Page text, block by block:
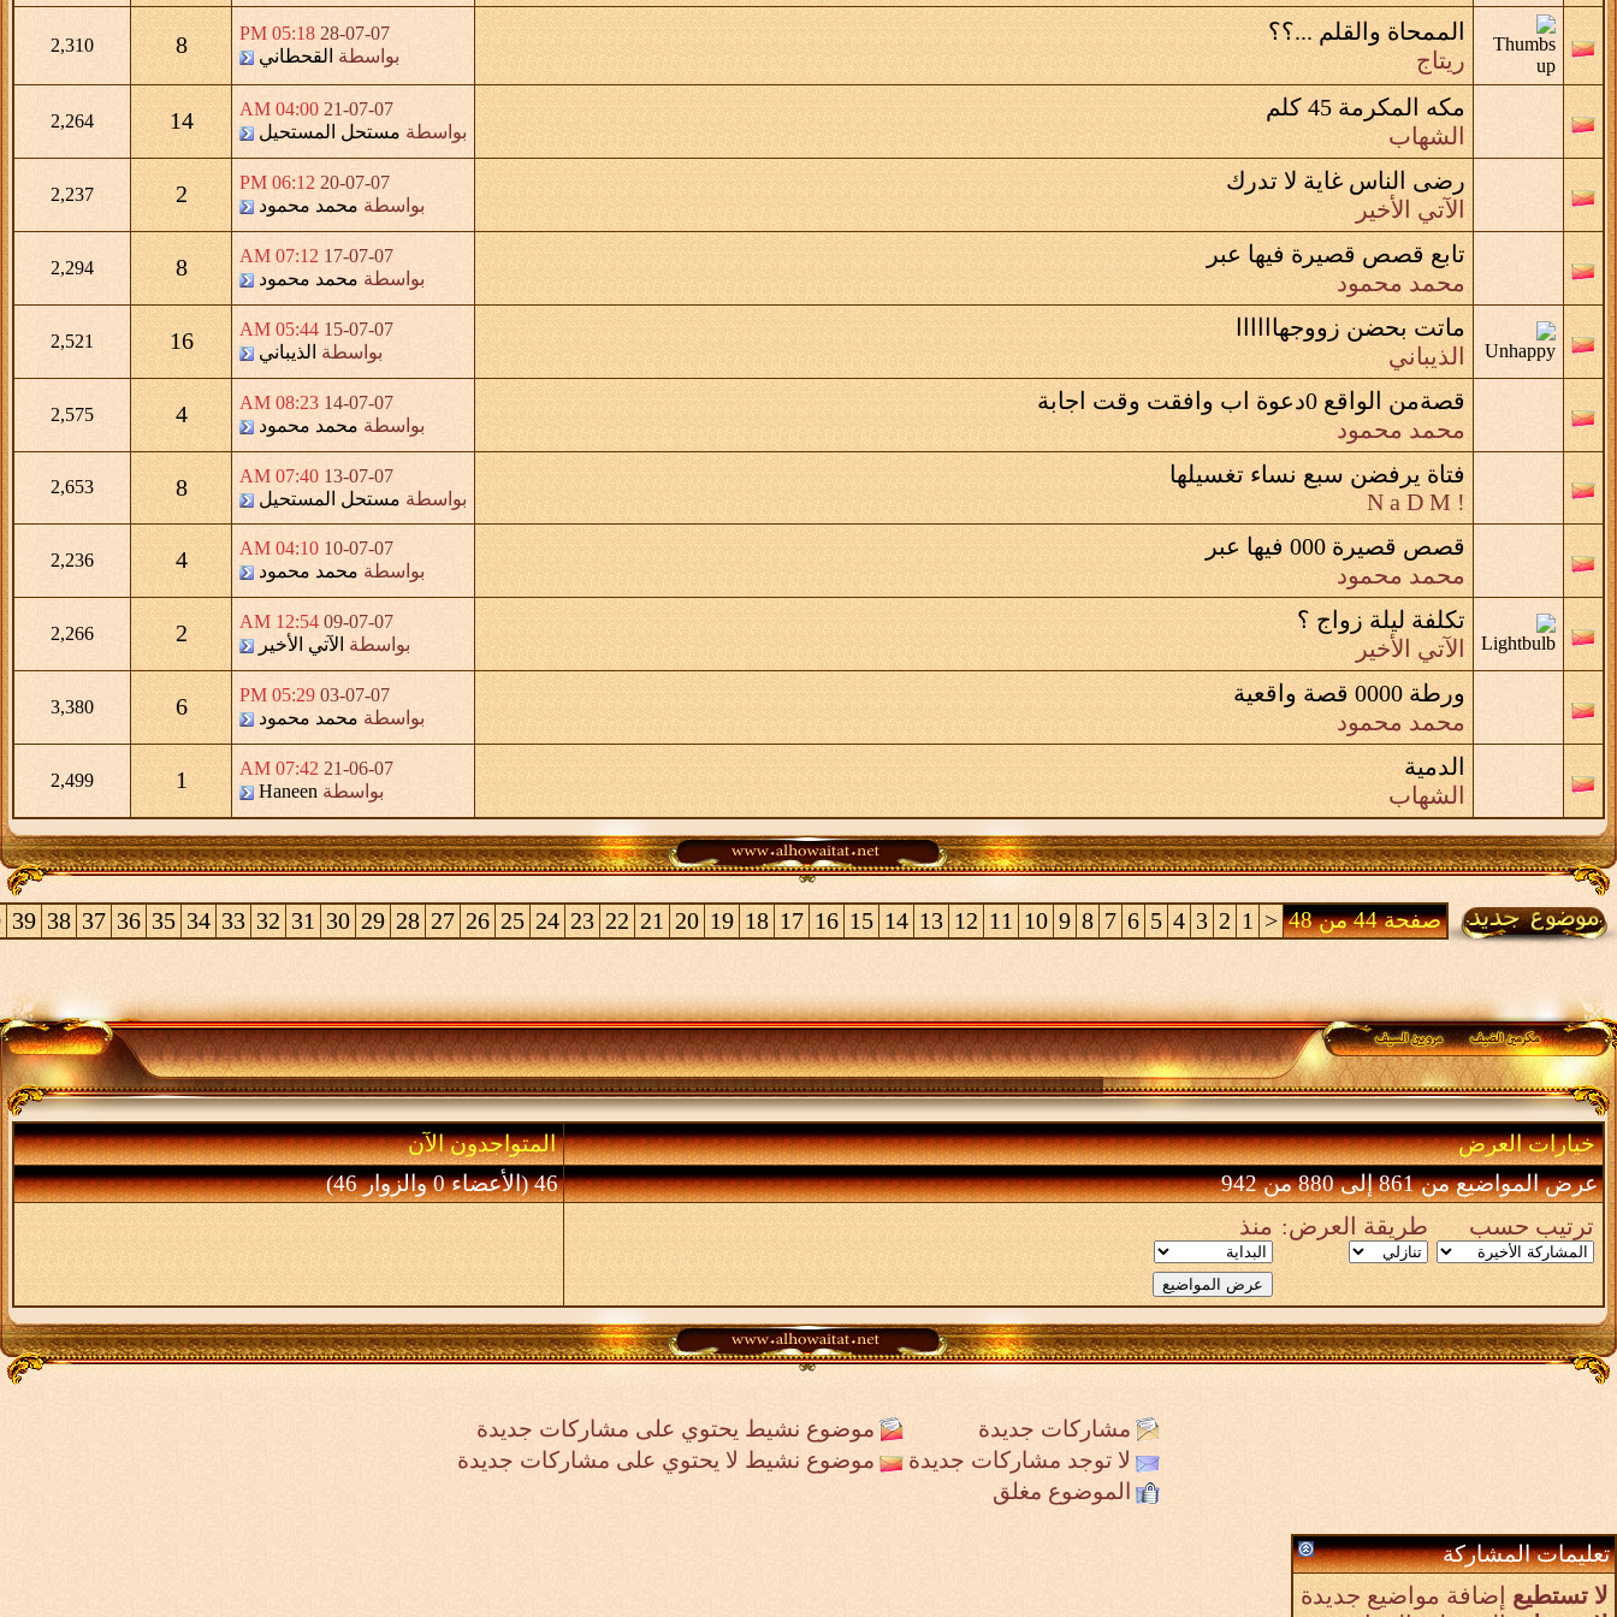
الممحاة والقلم ...؟؟
ريتاج
28-07-07
05:18 PM
بواسطة القحطاني 8
2,310
مكه المكرمة 45 كلم
الشهاب
21-07-07
04:00 AM
بواسطة مستحل المستحيل 14
2,264
رضى الناس غاية لا تدرك
الآتي الأخير
20-07-07
06:12 PM
بواسطة محمد محمود 2
2,237
تابع قصص قصيرة فيها عبر
محمد محمود
17-07-07
07:12 AM
بواسطة محمد محمود 8
2,294
ماتت بحضن زووجهاااااا
الذيباني
15-07-07
05:44 AM
بواسطة الذيباني 16
2,521
قصةمن الواقع 0دعوة اب وافقت وقت اجابة
محمد محمود
14-07-07
08:23 AM
بواسطة محمد محمود 4
2,575
فتاة يرفضن سبع نساء تغسيلها
! N a D M
13-07-07
07:40 AM
بواسطة مستحل المستحيل 8
2,653
قصص قصيرة 000 فيها عبر
محمد محمود
10-07-07
04:10 AM
بواسطة محمد محمود 4
2,236
تكلفة ليلة زواج ؟
الآتي الأخير
09-07-07
12:54 AM
بواسطة الآتي الأخير 2
2,266
ورطة 0000 قصة واقعية
محمد محمود
03-07-07
05:29 PM
بواسطة محمد محمود 6
3,380
الدمية
الشهاب
21-06-07
07:42 AM
بواسطة Haneen
1
2,499
صفحة 44 من 48 <
1
2
3
4
5
6
7
8
9
10
11
12
13
14
15
16
17
18
19
20
21
22
23
24
25
26
27
28
29
30
31
32
33
34
35
36
37
38
39
خيارات العرض
المتواجدون الآن
عرض المواضيع من 861 إلى 880 من 942
46 (الأعضاء 0 والزوار 46)
ترتيب حسب طريقة العرض: منذ
مشاركات جديدة
موضوع نشيط يحتوي على مشاركات جديدة
لا توجد مشاركات جديدة
موضوع نشيط لا يحتوي على مشاركات جديدة
الموضوع مغلق
تعليمات المشاركة
لا تستطيع إضافة مواضيع جديدة